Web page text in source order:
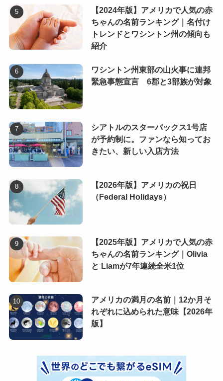
【2024年版】アメリカで人気の赤
ちゃんの名前ランキング｜名付け
トレンドとワシントン州の傾向も
紹介
ワシントン州東部の山火事に連邦
緊急事態宣言 6郡と3部族が対象
シアトルのスターバックス1号店
が予約制に。ファンなら知ってお
きたい、新しい入店方法
【2026年版】アメリカの祝日
（Federal Holidays）
【2025年版】アメリカで人気の赤
ちゃんの名前ランキング｜Olivia
と Liamが7年連続全米1位
アメリカの満月の名前｜12か月そ
れぞれに込められた意味【2026年
版】